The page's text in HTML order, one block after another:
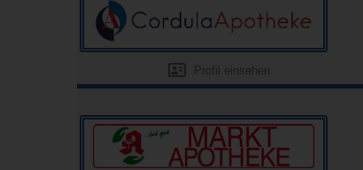
Profil einsehen